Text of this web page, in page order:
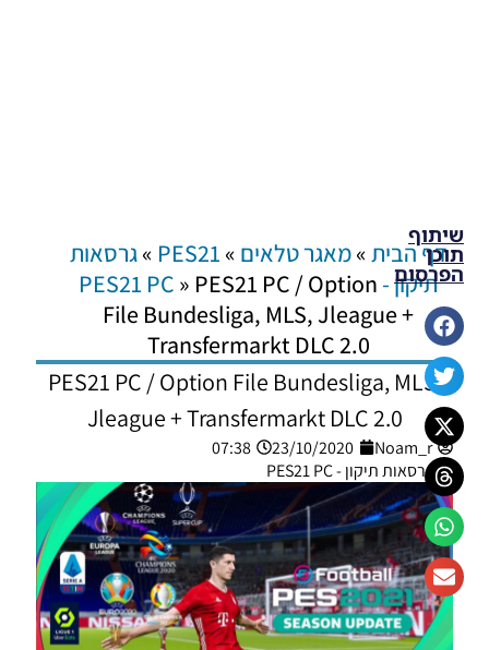
דף הבית »מאגר טלאים »
PES21
»גרסאות
תיקון - PES21 PC
» PES21 PC / Option
File Bundesliga, MLS, Jleague +
Transfermarkt DLC 2.0
PES21 PC / Option File Bundesliga, MLS,
Jleague + Transfermarkt DLC 2.0
Noam_r
23/10/2020
07:38
גרסאות תיקון - PES21 PC
שיתוף
תוכן
הפרסום